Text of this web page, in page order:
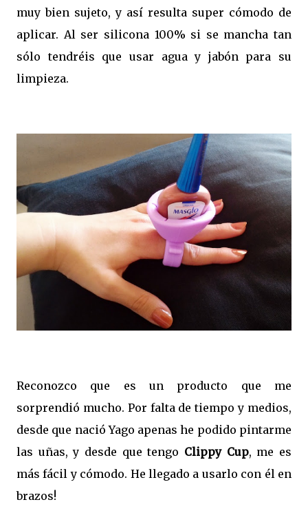
muy bien sujeto, y así resulta super cómodo de
aplicar. Al ser silicona 100% si se mancha tan
sólo tendréis que usar agua y jabón para su
limpieza.
Reconozco que es un producto que me
sorprendió mucho. Por falta de tiempo y medios,
desde que nació Yago apenas he podido pintarme
las uñas, y desde que tengo Clippy Cup, me es
más fácil y cómodo. He llegado a usarlo con él en
brazos!